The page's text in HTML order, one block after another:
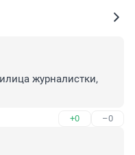
журналистки,
+0 –0